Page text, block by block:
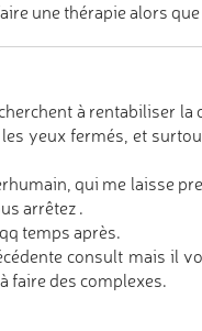
une thérapie alors
à rentabiliser
yeux fermés, et
qui me laisse
arrêtez .
temps après.
consult mais il
faire des complexes.